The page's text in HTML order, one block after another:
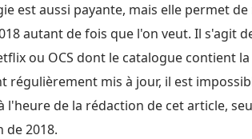
est aussi payante, mais elle permet
autant de fois que l'on veut. Il s'agit
ou OCS dont le catalogue contient
régulièrement mis à jour, il est
l'heure de la rédaction de cet article,
de 2018.